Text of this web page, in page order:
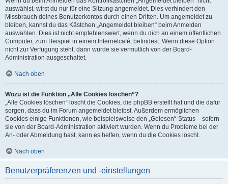
auswählst, wirst du nur für eine Sitzung angemeldet. Dies verhindert den
Missbrauch deines Benutzerkontos durch einen Dritten. Um angemeldet zu
bleiben, kannst du das Kästchen „Angemeldet bleiben“ beim Anmelden
auswählen. Dies ist nicht empfehlenswert, wenn du dich an einem öffentlichen
Computer, zum Beispiel in einem Internetcafé, befindest. Wenn diese Option
nicht zur Verfügung steht, dann wurde sie vermutlich von der Board-
Administration ausgeschaltet.
Nach oben
Wozu ist die Funktion „Alle Cookies löschen“?
„Alle Cookies löschen“ löscht die Cookies, die phpBB erstellt hat und die dafür
sorgen, dass du im Forum angemeldet bleibst. Außerdem ermöglichen
Cookies einige Funktionen, wie beispielsweise den „Gelesen“-Status – sofern
sie von der Board-Administration aktiviert wurden. Wenn du Probleme bei der
An- oder Abmeldung hast, kann es helfen, wenn du die Cookies löscht.
Nach oben
Benutzerpräferenzen und -einstellungen